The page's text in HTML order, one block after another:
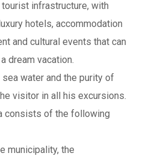
infrastructure, with
hotels, accommodation
and cultural events that can
dream vacation.
water and the purity of
visitor in all his excursions.
consists of the following
municipality, the